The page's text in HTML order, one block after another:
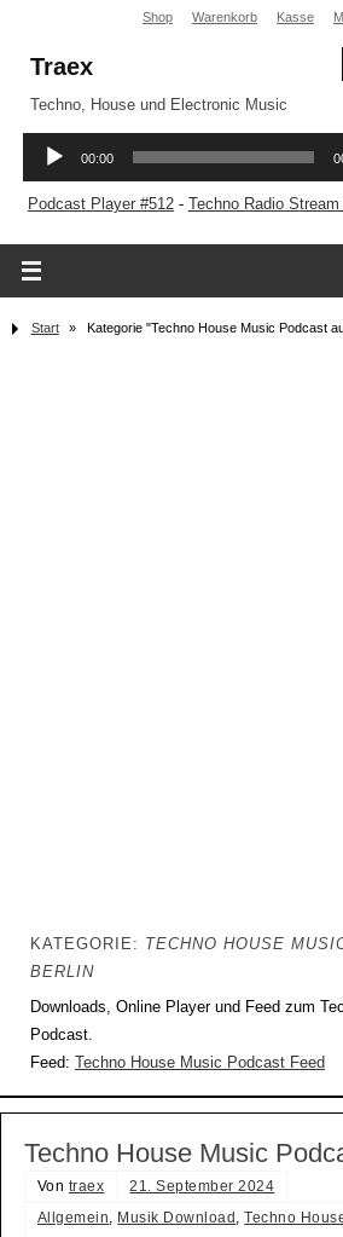
Shop Warenkorb Kasse
Traex
Techno, House und Electronic Music
Podcast Player #512- Techno Radio Stream
Start » Kategorie "Techno House Music Podcast
KATEGORIE: TECHNO HOUSE
BERLIN
Downloads, Online Player und Feed zum
Podcast.
Feed:
Techno House Music Podcast Feed
Techno House Music
Von traex
21. September 2024
Allgemein, Musik Download ,Techno